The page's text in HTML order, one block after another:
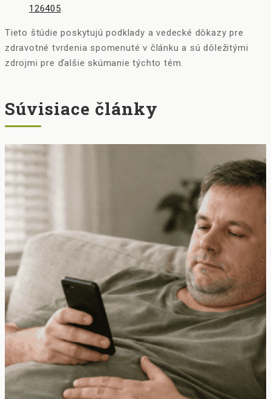
126405.
Tieto štúdie poskytujú podklady a vedecké dôkazy pre
zdravotné tvrdenia spomenuté v článku a sú dôležitými
zdrojmi pre ďalšie skúmanie týchto tém.
Súvisiace články